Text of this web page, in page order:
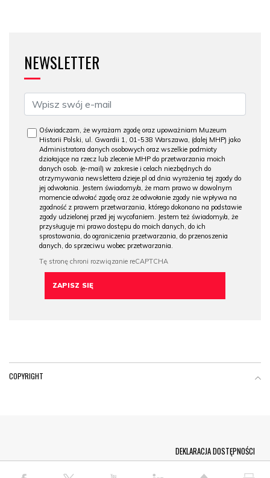
NEWSLETTER
Oświadczam, że wyrażam zgodę oraz upoważniam Muzeum
Historii Polski, ul. Gwardii 1, 01-538 Warszawa, (dalej MHP) jako
Administratora danych osobowych oraz wszelkie podmioty
działające na rzecz lub zlecenie MHP do przetwarzania moich
danych osob. (e-mail) w zakresie i celach niezbędnych do
otrzymywania newslettera dzieje.pl od dnia wyrażenia tej zgody do
jej odwołania. Jestem świadomy/a, że mam prawo w dowolnym
momencie odwołać zgodę oraz że odwołanie zgody nie wpływa na
zgodność z prawem przetwarzania, którego dokonano na podstawie
zgody udzielonej przed jej wycofaniem. Jestem też świadomy/a, że
przysługuje mi prawo dostępu do moich danych, do ich
sprostowania, do ograniczenia przetwarzania, do przenoszenia
danych, do sprzeciwu wobec przetwarzania.
COPYRIGHT
DEKLARACJA DOSTĘPNOŚCI